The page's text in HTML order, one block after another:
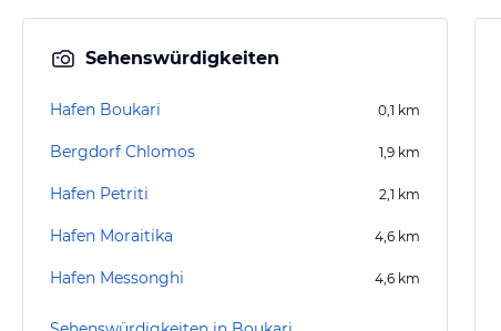
Sehenswürdigkeiten
Hafen Boukari 0,1 km
Bergdorf Chlomos 1,9 km
Hafen Petriti 2,1 km
Hafen Moraitika 4,6 km
Hafen Messonghi 4,6 km